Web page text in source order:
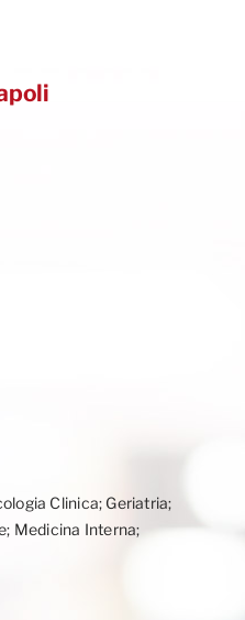
Clinica; Geriatria;
Medicina Interna;